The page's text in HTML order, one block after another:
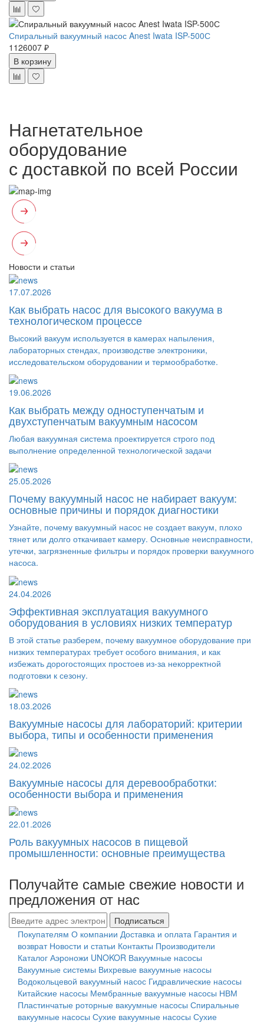
Спиральный вакуумный насос Anest Iwata ISP-500С
1126007 ₽
В корзину
Нагнетательное
оборудование
с доставкой по всей России
Новости и статьи
17.07.2026
Как выбрать насос для высокого вакуума в
технологическом процессе
Высокий вакуум используется в камерах напыления,
лабораторных стендах, производстве электроники,
исследовательском оборудовании и термообработке.
19.06.2026
Как выбрать между одноступенчатым и
двухступенчатым вакуумным насосом
Любая вакуумная система проектируется строго под
выполнение определенной технологической задачи
25.05.2026
Почему вакуумный насос не набирает вакуум:
основные причины и порядок диагностики
Узнайте, почему вакуумный насос не создает вакуум, плохо
тянет или долго откачивает камеру. Основные неисправности,
утечки, загрязненные фильтры и порядок проверки вакуумного
насоса.
24.04.2026
Эффективная эксплуатация вакуумного
оборудования в условиях низких температур
В этой статье разберем, почему вакуумное оборудование при
низких температурах требует особого внимания, и как
избежать дорогостоящих простоев из-за некорректной
подготовки к сезону.
18.03.2026
Вакуумные насосы для лабораторий: критерии
выбора, типы и особенности применения
24.02.2026
Вакуумные насосы для деревообработки:
особенности выбора и применения
22.01.2026
Роль вакуумных насосов в пищевой
промышленности: основные преимущества
Получайте самые свежие новости и
предложения от нас
Подписаться
Покупателям О компании Доставка и оплата Гарантия и
возврат Новости и статьи Контакты Производители
Каталог Аэроножи UNOKOR Вакуумные насосы
Вакуумные системы Вихревые вакуумные насосы
Водокольцевой вакуумный насос Гидравлические насосы
Китайские насосы Мембранные вакуумные насосы НВМ
Пластинчатые роторные вакуумные насосы Спиральные
вакуумные насосы Сухие вакуумные насосы Сухие